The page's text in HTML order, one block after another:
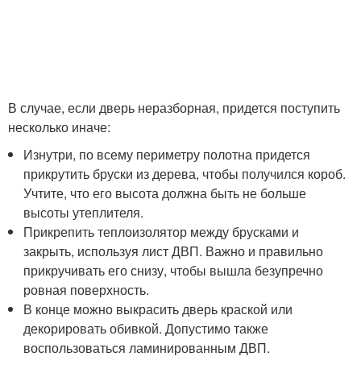
В случае, если дверь неразборная, придется поступить
несколько иначе:
Изнутри, по всему периметру полотна придется
прикрутить бруски из дерева, чтобы получился короб.
Учтите, что его высота должна быть не больше
высоты утеплителя.
Прикрепить теплоизолятор между брусками и
закрыть, используя лист ДВП. Важно и правильно
прикручивать его снизу, чтобы вышла безупречно
ровная поверхность.
В конце можно выкрасить дверь краской или
декорировать обивкой. Допустимо также
воспользоваться ламинированным ДВП.